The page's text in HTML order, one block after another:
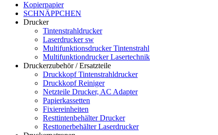
Kopierpapier
SCHNÄPPCHEN
Drucker
Tintenstrahldrucker
Laserdrucker sw
Multifunktionsdrucker Tintenstrahl
Multifunktiondrucker Lasertechnik
Druckerzubehör / Ersatzteile
Druckkopf Tintenstrahldrucker
Druckkopf Reiniger
Netzteile Drucker, AC Adapter
Papierkassetten
Fixiereinheiten
Resttintenbehälter Drucker
Resttonerbehälter Laserdrucker